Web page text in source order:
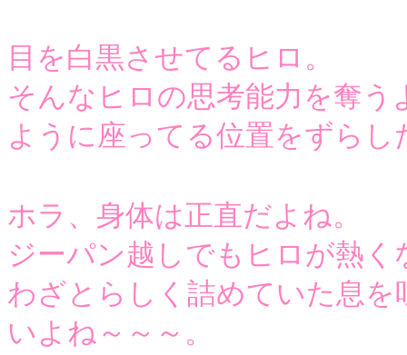
目を白黒させてるヒロ。
そんなヒロの思考能力を奪
ように座ってる位置をずらし
ホラ、身体は正直だよね。
ジーパン越しでもヒロが熱
わざとらしく詰めていた息
いよね～～～。